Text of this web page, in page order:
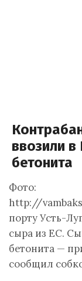
ввозили
бетонита
Фото:
http://
порту Усть-
сыра из ЕС.
бетонита —
сообщил